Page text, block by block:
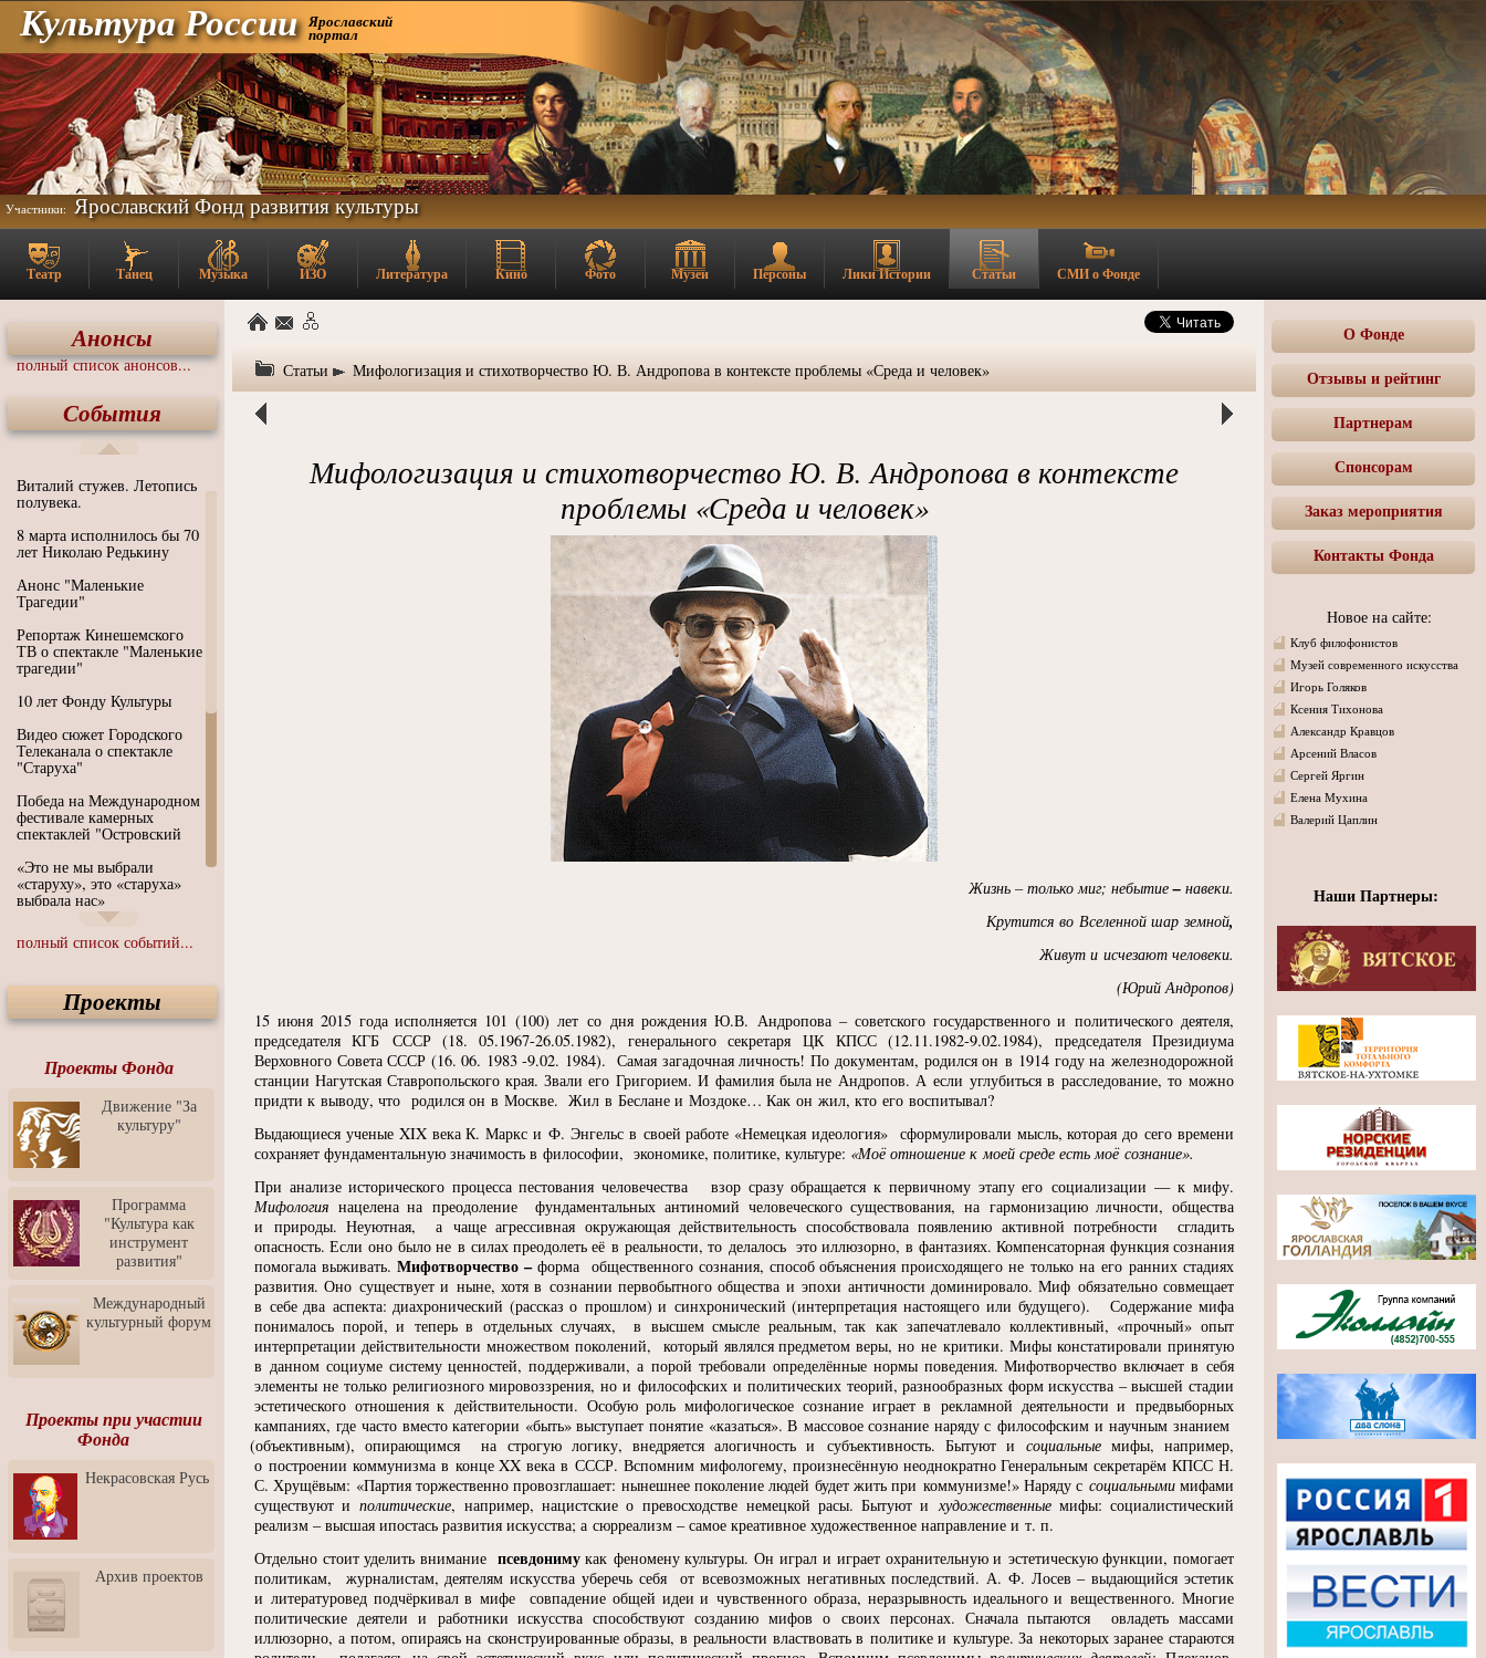
Культура России Ярославский
портал
Участники: Ярославский Фонд развития культуры
Театр Танец Музыка ИЗО Литература Кино Фото Музеи Персоны Лики Истории Статьи СМИ о Фонде
Анонсы
полный список анонсов...
События
Виталий стужев. Летопись
полувека.
8 марта исполнилось бы 70
лет Николаю Редькину
Анонс "Маленькие
Трагедии"
Репортаж Кинешемского
ТВ о спектакле "Маленькие
трагедии"
10 лет Фонду Культуры
Видео сюжет Городского
Телеканала о спектакле
"Старуха"
Победа на Международном
фестивале камерных
спектаклей "Островский
«Это не мы выбрали
«старуху», это «старуха»
выбрала нас»
Иммерсивный спектакль
"Язык чистого полета
Спектакль "Крик" в Музее
Современного Искусства
современного искусства от
Медиа-школа "ФОКУС"
Моноспектакль
"Вертинский. Исповедь
Барона"
"Притяжение" в центре
ЛЕКСУС - ЯРОСЛАВЛЬ
Презентация выставки
Зураба Церетели
Пресс-конференция к
открытию выставки Зураба
Церетели
Фестиваль уличной
Отчётный концерт детского
театра танца "Задоринка"
Профессионалов - Эпизод
3: Обусловленности
человека и их влияние на
карьеру
скульптором Дмитрием
Тугариновым
АртБульвар в День города
полный список событий...
Проекты
Проекты Фонда
Движение "За
культуру"
Программа
"Культура как
инструмент
развития"
Международный
культурный форум
Проекты при участии
Фонда
Некрасовская Русь
Архив проектов
Статьи Мифологизация и стихотворчество Ю. В. Андропова в контексте проблемы «Среда и человек»
Мифологизация и стихотворчество Ю. В. Андропова в контексте
проблемы «Среда и человек»
Жизнь – только миг; небытие– навеки.
Крутится во Вселенной шар земной,
Живут и исчезают человеки.
(Юрий Андропов)
15 июня 2015 года исполняется 101 (100) лет со дня рождения Ю.В. Андропова – советского государственного и политического деятеля,
председателя КГБ СССР (18. 05.1967-26.05.1982), генерального секретаря ЦК КПСС (12.11.1982-9.02.1984), председателя Президиума
Верховного Совета СССР (16. 06. 1983 -9.02. 1984). Самая загадочная личность! По документам, родился он в 1914 году на железнодорожной
станции Нагутская Ставропольского края. Звали его Григорием. И фамилия была не Андропов. А если углубиться в расследование, то можно
придти к выводу, что родился он в Москве. Жил в Беслане и Моздоке… Как он жил, кто его воспитывал?
Выдающиеся ученые XIX века К. Маркс и Ф. Энгельс в своей работе «Немецкая идеология» сформулировали мысль, которая до сего времени
сохраняет фундаментальную значимость в философии, экономике, политике, культуре: «Моё отношение к моей среде есть моё сознание».
При анализе исторического процесса пестования человечества взор сразу обращается к первичному этапу его социализации — к мифу.
Мифология нацелена на преодоление фундаментальных антиномий человеческого существования, на гармонизацию личности, общества
и природы. Неуютная, а чаще агрессивная окружающая действительность способствовала появлению активной потребности сгладить
опасность. Если оно было не в силах преодолеть её в реальности, то делалось это иллюзорно, в фантазиях. Компенсаторная функция сознания
помогала выживать. Мифотворчество –форма общественного сознания, способ объяснения происходящего не только на его ранних стадиях
развития. Оно существует и ныне, хотя в сознании первобытного общества и эпохи античности доминировало. Миф обязательно совмещает
в себе два аспекта: диахронический (рассказ о прошлом) и синхронический (интерпретация настоящего или будущего). Содержание мифа
понималось порой, и теперь в отдельных случаях, в высшем смысле реальным, так как запечатлевало коллективный, «прочный» опыт
интерпретации действительности множеством поколений, который являлся предметом веры, но не критики. Мифы констатировали принятую
в данном социуме систему ценностей, поддерживали, а порой требовали определённые нормы поведения. Мифотворчество включает в себя
элементы не только религиозного мировоззрения, но и философских и политических теорий, разнообразных форм искусства – высшей стадии
эстетического отношения к действительности. Особую роль мифологическое сознание играет в рекламной деятельности и предвыборных
кампаниях, где часто вместо категории «быть» выступает понятие «казаться». В массовое сознание наряду с философским и научным знанием
(объективным), опирающимся на строгую логику, внедряется алогичность и субъективность. Бытуют и социальныемифы, например,
о построении коммунизма в конце XX века в СССР. Вспомним мифологему, произнесённую неоднократно Генеральным секретарём КПСС Н.
С. Хрущёвым: «Партия торжественно провозглашает: нынешнее поколение людей будет жить при коммунизме!» Наряду с социальнымимифами
существуют иполитические, например, нацистские о превосходстве немецкой расы. Бытуют и художественныемифы: социалистический
реализм – высшая ипостась развития искусства; а сюрреализм – самое креативное художественное направление и т. п.
Отдельно стоит уделить внимание псевдонимукак феномену культуры. Он играл и играет охранительную и эстетическую функции, помогает
политикам, журналистам, деятелям искусства уберечь себя от всевозможных негативных последствий. А. Ф. Лосев – выдающийся эстетик
и литературовед подчёркивал в мифе совпадение общей идеи и чувственного образа, неразрывность идеального и вещественного. Многие
политические деятели и работники искусства способствуют созданию мифов о своих персонах. Сначала пытаются овладеть массами
иллюзорно, а потом, опираясь на сконструированные образы, в реальности властвовать в политике и культуре. За некоторых заранее стараются
О Фонде
Отзывы и рейтинг
Партнерам
Спонсорам
Заказ мероприятия
Контакты Фонда
Новое на сайте:
Клуб филофонистов
Музей современного искусства
Игорь Голяков
Ксения Тихонова
Александр Кравцов
Арсений Власов
Сергей Яргин
Елена Мухина
Валерий Цаплин
Наши Партнеры: